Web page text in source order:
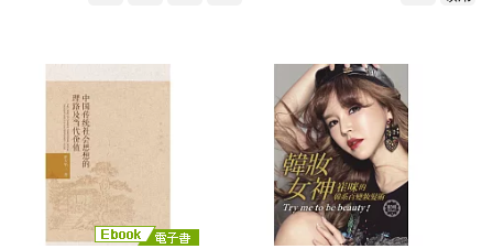
野上武志(6) 金河娟(6)
金泰寬(6)
馬翊航(6)
小角落文化(17) 晨星(17)
武漢大學出版社(17)
漢宇國際(17)